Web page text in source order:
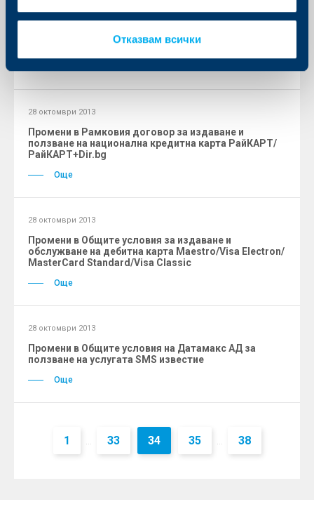
Отказвам всички
Промяна на условията и лихвените проценти на
годишна база на разплащателна сметка Raiffeisen
28 октомври 2013
Промени в Рамковия договор за издаване и
ползване на национална кредитна карта РайКАРТ/
РайКАРТ+Dir.bg
Още
28 октомври 2013
Промени в Общите условия за издаване и
обслужване на дебитна карта Maestro/Visa Electron/
MasterCard Standard/Visa Classic
Още
28 октомври 2013
Промени в Общите условия на Датамакс АД за
ползване на услугата SMS известие
Още
1 ... 33 34 35 ... 38